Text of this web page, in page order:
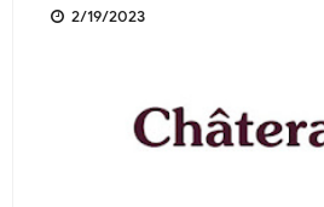
2/19/2023